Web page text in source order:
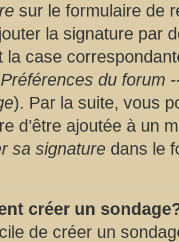
sur le formulaire de
la signature par
la case
Préférences du forum
). Par la suite, vous
d’être ajoutée à un
sa signature dans le
créer un
de créer un